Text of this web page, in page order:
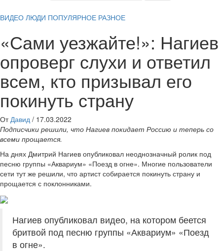
ВИДЕО ЛЮДИ ПОПУЛЯРНОЕ РАЗНОЕ
«Сами уезжайте!»: Нагиев
опроверг слухи и ответил
всем, кто призывал его
покинуть страну
От Давид / 17.03.2022
Подписчики решили, что Нагиев покидает Россию и теперь со
всеми прощается.
На днях Дмитрий Нагиев опубликовал неоднозначный ролик под
песню группы «Аквариум» «Поезд в огне». Многие пользователи
сети тут же решили, что артист собирается покинуть страну и
прощается с поклонниками.
Нагиев опубликовал видео, на котором беется
бритвой под песню группы «Аквариум» «Поезд
в огне».